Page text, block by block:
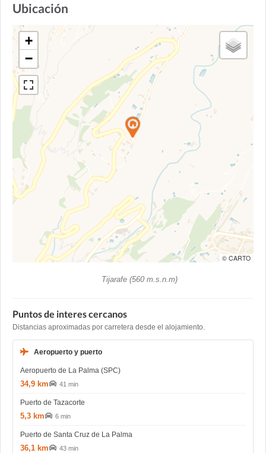
Ubicación
+
−
© CARTO
Tijarafe (560 m.s.n.m)
Puntos de interes cercanos
Distancias aproximadas por carretera desde el alojamiento.
Aeropuerto y puerto
Aeropuerto de La Palma (SPC)
34,9 km 41 min
Puerto de Tazacorte
5,3 km 6 min
Puerto de Santa Cruz de La Palma
36,1 km 43 min